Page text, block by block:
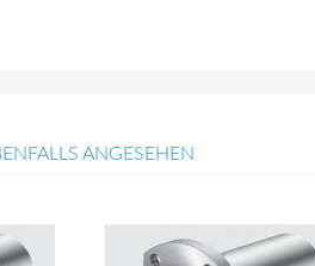
ANGESEHEN